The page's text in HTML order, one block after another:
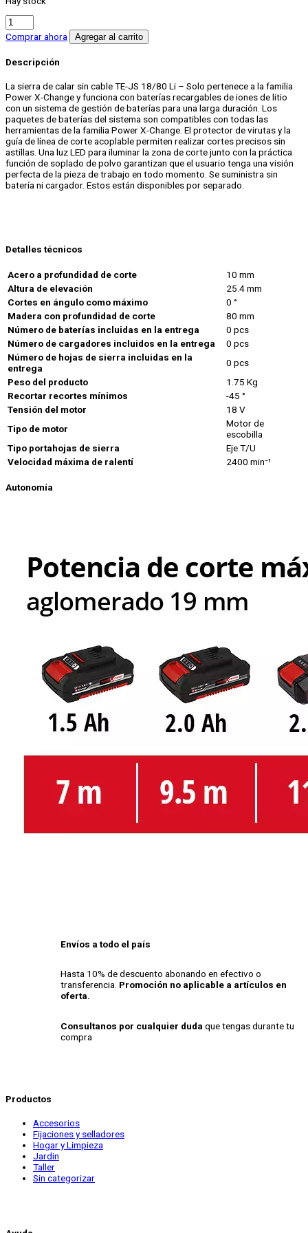
Sierra
Caladora
Inalámbrica
JS
LI
Solo
cantidad
Comprar ahora Agregar al carrito
Descripción
La sierra de calar sin cable TE-JS 18/80 Li – Solo pertenece a la familia
Power X-Change y funciona con baterías recargables de iones de litio
con un sistema de gestión de baterías para una larga duración. Los
paquetes de baterías del sistema son compatibles con todas las
herramientas de la familia Power X-Change. El protector de virutas y la
guía de línea de corte acoplable permiten realizar cortes precisos sin
astillas. Una luz LED para iluminar la zona de corte junto con la práctica
función de soplado de polvo garantizan que el usuario tenga una visión
perfecta de la pieza de trabajo en todo momento. Se suministra sin
batería ni cargador. Estos están disponibles por separado.
Detalles técnicos
Acero a profundidad de corte
10 mm
Altura de elevación
25.4 mm
Cortes en ángulo como máximo
0 °
Madera con profundidad de corte
80 mm
Número de baterías incluidas en la entrega
0 pcs
Número de cargadores incluidos en la entrega
0 pcs
Número de hojas de sierra incluidas en la
entrega
0 pcs
Peso del producto
1.75 Kg
Recortar recortes mínimos
-45 °
Tensión del motor
18 V
Tipo de motor
Motor de
escobilla
Tipo portahojas de sierra
Eje T/U
Velocidad máxima de ralentí
2400 min⁻¹
Autonomía
Envíos a todo el país
Hasta 10% de descuento abonando en efectivo o
transferencia. Promoción no aplicable a artículos en
oferta.
Consultanos por cualquier duda que tengas durante tu
compra
Productos
Accesorios
Fijaciones y selladores
Hogar y Limpieza
Jardin
Taller
Sin categorizar